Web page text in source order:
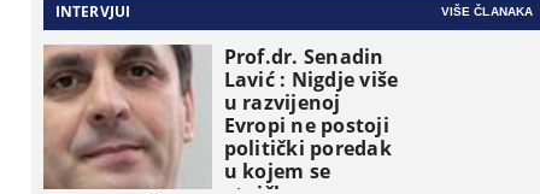
INTERVJUI VIŠE ČLANAKA
Prof.dr. Senadin
Lavić : Nigdje više
u razvijenoj
Evropi ne postoji
politički poredak
u kojem se